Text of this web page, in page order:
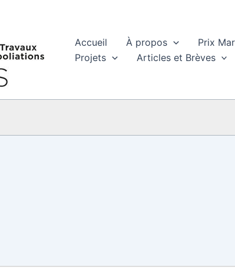
Accueil À propos Prix
Projets
Articles et Brèves